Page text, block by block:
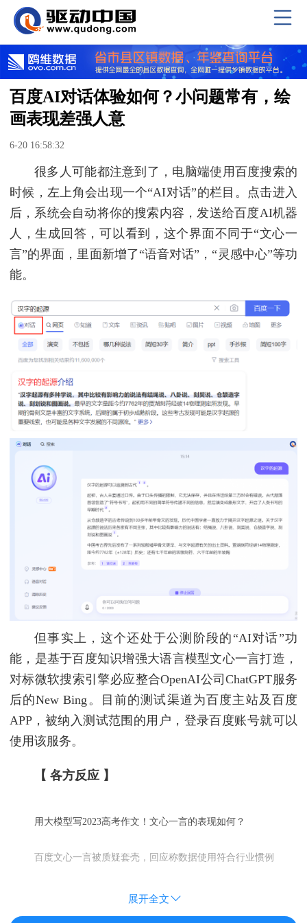
百度AI对话体验如何？小问题常有，绘
画表现差强人意
6-20 16:58:32
很多人可能都注意到了，电脑端使用百度搜索的
时候，左上角会出现一个“AI对话”的栏目。点击进入
后，系统会自动将你的搜索内容，发送给百度AI机器
人，生成回答，可以看到，这个界面不同于“文心一
言”的界面，里面新增了“语音对话”，“灵感中心”等功
能。
但事实上，这个还处于公测阶段的“AI对话”功
能，是基于百度知识增强大语言模型文心一言打造，
对标微软搜索引擎必应整合OpenAI公司ChatGPT服务
后的New Bing。目前的测试渠道为百度主站及百度
APP，被纳入测试范围的用户，登录百度账号就可以
使用该服务。
【 各方反应 】
用大模型写2023高考作文！文心一言的表现如何？
百度文心一言被质疑套壳，回应称数据使用符合行业惯例
展开全文